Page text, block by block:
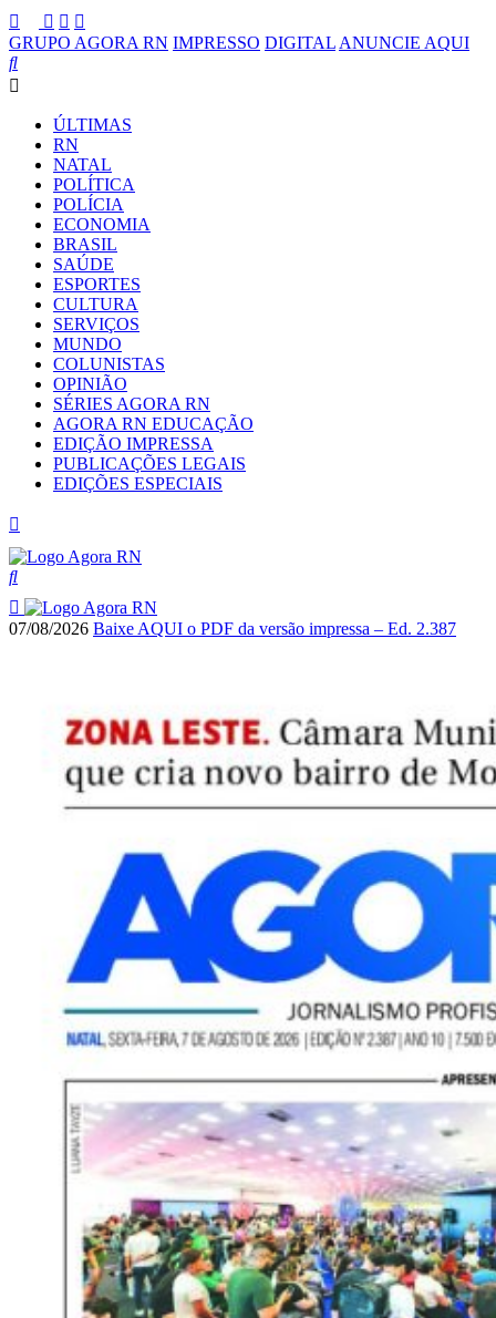
GRUPO AGORA RN IMPRESSO DIGITAL ANUNCIE AQUI
ÚLTIMAS
RN
NATAL
POLÍTICA
POLÍCIA
ECONOMIA
BRASIL
SAÚDE
ESPORTES
CULTURA
SERVIÇOS
MUNDO
COLUNISTAS
OPINIÃO
SÉRIES AGORA RN
AGORA RN EDUCAÇÃO
EDIÇÃO IMPRESSA
PUBLICAÇÕES LEGAIS
EDIÇÕES ESPECIAIS
07/08/2026 Baixe AQUI o PDF da versão impressa – Ed. 2.387